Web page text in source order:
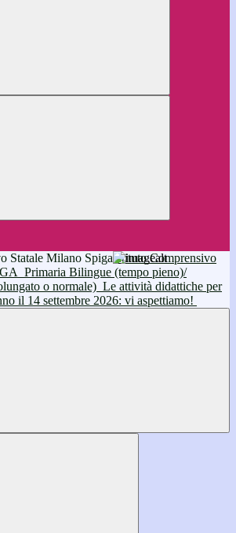
Istituto Comprensivo
Primaria Bilingue (tempo pieno)/
o normale) Le attività didattiche per
il 14 settembre 2026: vi aspettiamo!